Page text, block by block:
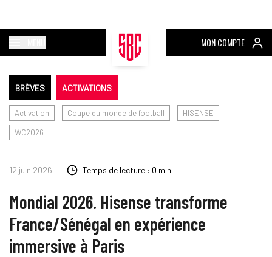
MON COMPTE
BRÈVES ACTIVATIONS
Activation Coupe du monde de football
HISENSE
WC2026
12 juin 2026 Temps de lecture : 0 min
Mondial 2026. Hisense transforme
France/Sénégal en expérience
immersive à Paris